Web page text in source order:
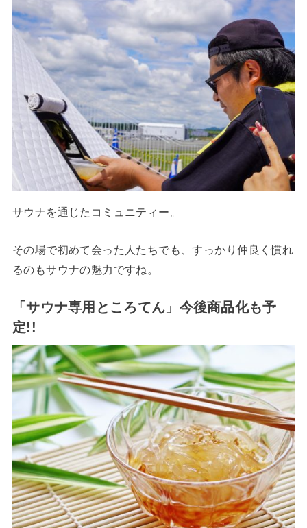
サウナを通じたコミュニティー。
その場で初めて会った人たちでも、すっかり仲良く慣れ
るのもサウナの魅力ですね。
「サウナ専用ところてん」今後商品化も予
定!!